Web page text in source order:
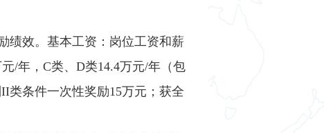
绩效。基本工资：岗位工资和薪
/年，C类、D类14.4万元/年（包
类条件一次性奖励15万元；获全